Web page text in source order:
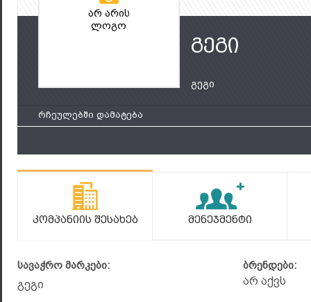
არ არის
ლოგო
გეგი
გეგი
რჩეულებში დამატება
Კომპანიის Შესახებ Მენეჯმენტი
სავაჭრო მარკები:
გეგი
ბრენდები:
არ აქვს